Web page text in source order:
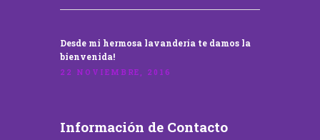
Desde mi hermosa lavandería te damos la
bienvenida!
22 NOVIEMBRE, 2016
Información de Contacto